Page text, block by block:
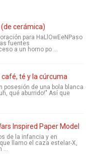
(de cerámica)
para HaLlOwEeNPaso
fuentes
a un horno po ...
té y la cúrcuma
posesión de una bola blanca
qué aburrido!" Así que
Inspired Paper Model
de la infancia y en
llamo el caza estelar-X,